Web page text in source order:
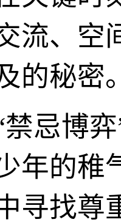
流、空
的秘密
忌博
年的稚
寻找尊